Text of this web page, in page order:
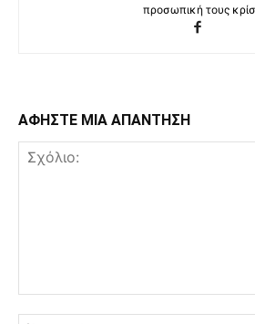
προσωπική τους
ΑΦΗΣΤΕ ΜΙΑ ΑΠΑΝΤΗΣΗ